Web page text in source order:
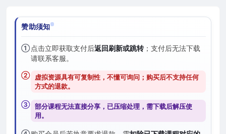
赞助须知
①点击立即获取支付后返回刷新或跳转；支付后无法下载
请联系客服。
② 虚拟资源具有可复制性，不懂可询问；购买后不支持任何
方式的退款。
③ 部分课程无法直接分享，已压缩处理，需下载后解压使
用。